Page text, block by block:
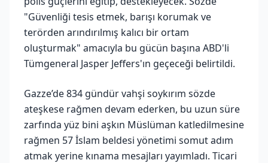
"Güvenliği tesis etmek, barışı korumak ve
terörden arındırılmış kalıcı bir ortam
oluşturmak" amacıyla bu gücün başına ABD'li
Tümgeneral Jasper Jeffers'ın geçeceği belirtildi.
Gazze’de 834 gündür vahşi soykırım sözde
ateşkese rağmen devam ederken, bu uzun süre
zarfında yüz bini aşkın Müslüman katledilmesine
rağmen 57 İslam beldesi yönetimi somut adım
atmak yerine kınama mesajları yayımladı. Ticari